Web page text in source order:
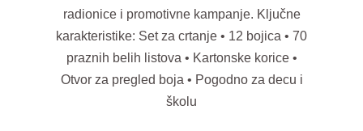
radionice i promotivne kampanje. Ključne
karakteristike: Set za crtanje • 12 bojica • 70
praznih belih listova • Kartonske korice •
Otvor za pregled boja • Pogodno za decu i
školu